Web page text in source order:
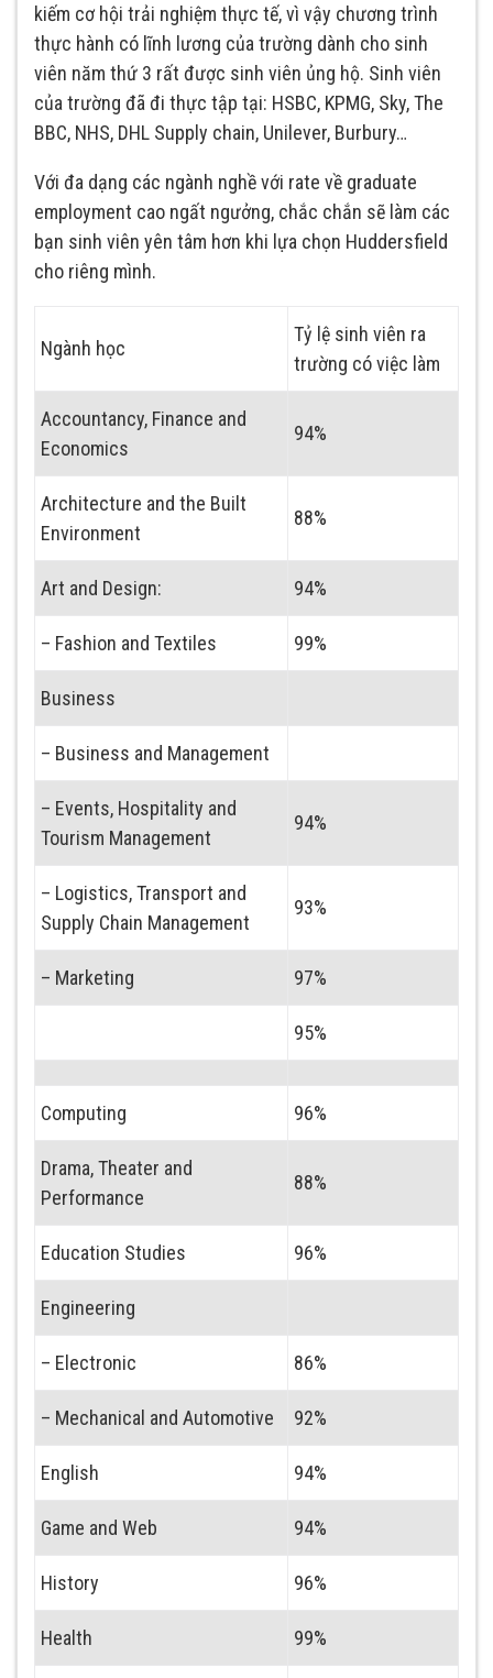
kiếm cơ hội trải nghiệm thực tế, vì vậy chương trình
thực hành có lĩnh lương của trường dành cho sinh
viên năm thứ 3 rất được sinh viên ủng hộ. Sinh viên
của trường đã đi thực tập tại: HSBC, KPMG, Sky, The
BBC, NHS, DHL Supply chain, Unilever, Burbury…
Với đa dạng các ngành nghề với rate về graduate
employment cao ngất ngưởng, chắc chắn sẽ làm các
bạn sinh viên yên tâm hơn khi lựa chọn Huddersfield
cho riêng mình.
Ngành học
Tỷ lệ sinh viên ra
trường có việc làm
Accountancy, Finance and
Economics
94%
Architecture and the Built
Environment
88%
Art and Design: 94%
– Fashion and Textiles 99%
Business
– Business and Management
– Events, Hospitality and
Tourism Management
94%
– Logistics, Transport and
Supply Chain Management
93%
– Marketing 97%
95%
Computing 96%
Drama, Theater and
Performance
88%
Education Studies 96%
Engineering
– Electronic 86%
– Mechanical and Automotive 92%
English 94%
Game and Web 94%
History 96%
Health 99%